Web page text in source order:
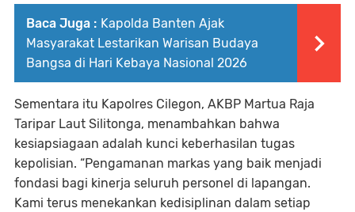
Baca Juga : Kapolda Banten Ajak
Masyarakat Lestarikan Warisan Budaya
Bangsa di Hari Kebaya Nasional 2026
Sementara itu Kapolres Cilegon, AKBP Martua Raja
Taripar Laut Silitonga, menambahkan bahwa
kesiapsiagaan adalah kunci keberhasilan tugas
kepolisian. “Pengamanan markas yang baik menjadi
fondasi bagi kinerja seluruh personel di lapangan.
Kami terus menekankan kedisiplinan dalam setiap